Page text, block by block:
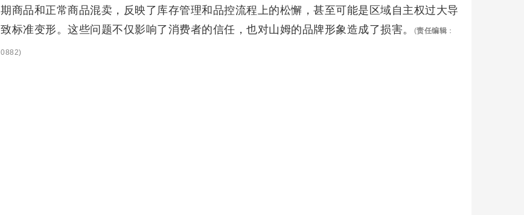
期商品和正常商品混卖，反映了库存管理和品控流程上的松懈，甚至可能是区域自主权过大导
致标准变形。这些问题不仅影响了消费者的信任，也对山姆的品牌形象造成了损害。
(责任编辑 ：
0882)